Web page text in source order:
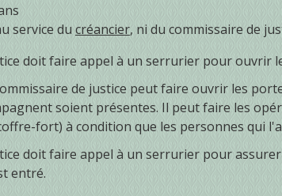
service du créancier, ni du commissaire de
doit faire appel à un serrurier pour ouvrir
de justice peut faire ouvrir les
soient présentes. Il peut faire les
fort) à condition que les personnes qui
doit faire appel à un serrurier pour
entré.